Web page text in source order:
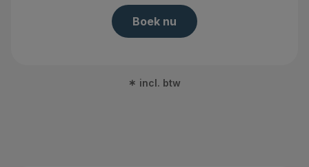
Boek nu
* incl. btw